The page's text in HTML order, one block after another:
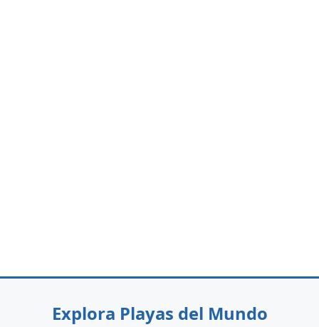
Explora Playas del Mundo